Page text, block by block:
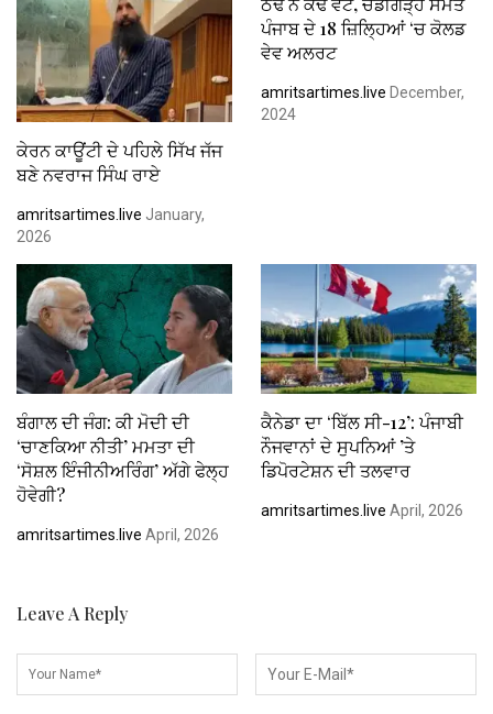
ਕੇਰਨ ਕਾਊਂਟੀ ਦੇ ਪਹਿਲੇ ਸਿੱਖ ਜੱਜ
ਬਣੇ ਨਵਰਾਜ ਸਿੰਘ ਰਾਏ
amritsartimes.live January,
2026
ਪੰਜਾਬ ਦੇ 18 ਜ਼ਿਲ੍ਹਿਆਂ ‘ਚ ਕੋਲਡ
ਵੇਵ ਅਲਰਟ
amritsartimes.live December,
2024
ਬੰਗਾਲ ਦੀ ਜੰਗ: ਕੀ ਮੋਦੀ ਦੀ
‘ਚਾਣਕਿਆ ਨੀਤੀ’ ਮਮਤਾ ਦੀ
‘ਸੋਸ਼ਲ ਇੰਜੀਨੀਅਰਿੰਗ’ ਅੱਗੇ ਫੇਲ੍ਹ
ਹੋਵੇਗੀ?
amritsartimes.live April, 2026
ਕੈਨੇਡਾ ਦਾ ‘ਬਿੱਲ ਸੀ-12’: ਪੰਜਾਬੀ
ਨੌਜਵਾਨਾਂ ਦੇ ਸੁਪਨਿਆਂ ’ਤੇ
ਡਿਪੋਰਟੇਸ਼ਨ ਦੀ ਤਲਵਾਰ
amritsartimes.live April, 2026
Leave A Reply